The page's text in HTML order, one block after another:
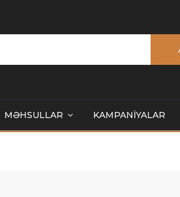
MƏHSULLAR KAMPANİYALAR